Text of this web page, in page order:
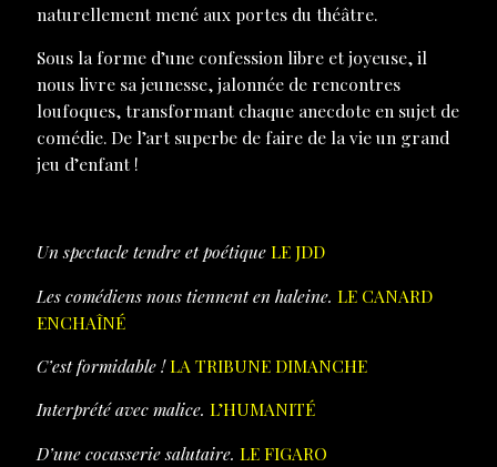
naturellement mené aux portes du théâtre.
Sous la forme d’une confession libre et joyeuse, il
nous livre sa jeunesse, jalonnée de rencontres
loufoques, transformant chaque anecdote en sujet de
comédie. De l’art superbe de faire de la vie un grand
jeu d’enfant !
Un spectacle tendre et poétique LE JDD
Les comédiens nous tiennent en haleine. LE CANARD
ENCHAÎNÉ
C’est formidable !LA TRIBUNE DIMANCHE
Interprété avec malice. L’HUMANITÉ
D’une cocasserie salutaire. LE FIGARO